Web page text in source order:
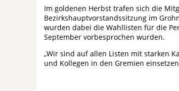
Im goldenen Herbst trafen sich die
Bezirkshauptvorstandssitzung im
wurden dabei die Wahllisten für die
September vorbesprochen wurden.
„Wir sind auf allen Listen mit starken
und Kollegen in den Gremien